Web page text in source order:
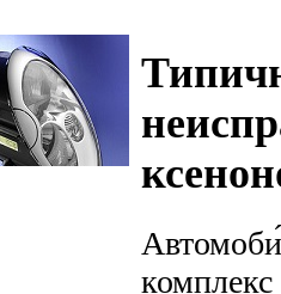
комплекс